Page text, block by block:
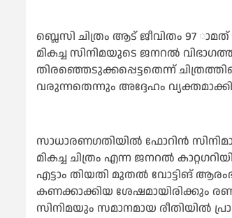
ബ്ലെസി ചിത്രം ആട് ജീവിതം 97
മികച്ച സിനിമയുടെ ജനറല്‍
തിരഞ്ഞെടുക്കപ്പെട്ടതെന്ന്
വരുന്നതെന്നും അദ്ദേഹം
സാധാരണഗതിയില്‍ ഫോറിന്‍ സിനിമാ
മികച്ച ചിത്രം എന്ന ജനറല്‍
എട്ടാം തിയതി മുതല്‍ വോട്ടിങ്
കണക്കാക്കിയ ശേഷമായിരിക്കും
സിനിമയും സമാനമായ രീതിയില്‍